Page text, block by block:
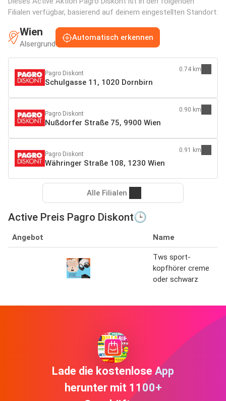
Filialen verfügbar, basierend auf deinem eingestellten Standort:
Wien
Alsergrund
Automatisch erkennen
Pagro Diskont
Schulgasse 11, 1020 Dornbirn
0.74 km
Pagro Diskont
Nußdorfer Straße 75, 9900 Wien
0.90 km
Pagro Diskont
Währinger Straße 108, 1230 Wien
0.91 km
Alle Filialen
Active Preis Pagro Diskont🕒
Angebot Name
Tws sport-
kopfhörer creme
oder schwarz
Lade die kostenlose App
herunter mit 1100+